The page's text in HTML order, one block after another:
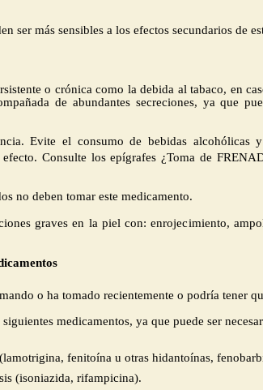
ser más sensibles a los efectos secundarios de
o crónica como la debida al tabaco, en
de abundantes secreciones, ya que
Evite el consumo de bebidas alcohólicas
Consulte los epígrafes ¿Toma de
no deben tomar este medicamento.
graves en la piel con: enrojecimiento,
o ha tomado recientemente o podría tener
medicamentos, ya que puede ser
fenitoína u otras hidantoínas,
(isoniazida, rifampicina).